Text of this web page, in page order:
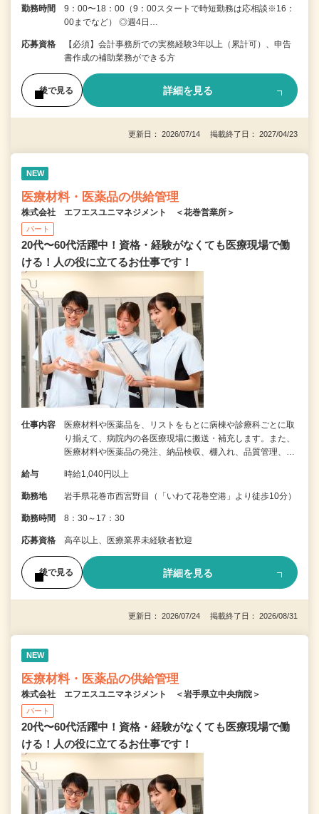
勤務時間
9：00〜18：00（9：00スタートで時短勤務は応相談※16：
00までなど） ◎週4日…
応募資格
【必須】会計事務所での実務経験3年以上（累計可）、申告
書作成の補助業務ができる方
後で見る 詳細を見る
更新日： 2026/07/14 掲載終了日： 2027/04/23
NEW
医療材料・医薬品の供給管理
株式会社 エフエスユニマネジメント ＜花巻営業所＞
パート
20代〜60代活躍中！資格・経験がなくても医療現場で働
ける！人の役に立てるお仕事です！
仕事内容
医療材料や医薬品を、リストをもとに病棟や診療科ごとに取
り揃えて、病院内の各医療現場に搬送・補充します。また、
医療材料や医薬品の発注、納品検収、棚入れ、品質管理、…
給与 時給1,040円以上
勤務地 岩手県花巻市西宮野目（「いわて花巻空港」より徒歩10分）
勤務時間 8：30～17：30
応募資格 高卒以上、医療業界未経験者歓迎
後で見る 詳細を見る
更新日： 2026/07/24 掲載終了日： 2026/08/31
NEW
医療材料・医薬品の供給管理
株式会社 エフエスユニマネジメント ＜岩手県立中央病院＞
パート
20代〜60代活躍中！資格・経験がなくても医療現場で働
ける！人の役に立てるお仕事です！